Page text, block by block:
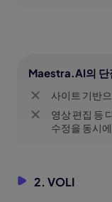
Maestra.AI의 단
사이트 기반
영상 편집 등
수정을 동시
2. VOLI